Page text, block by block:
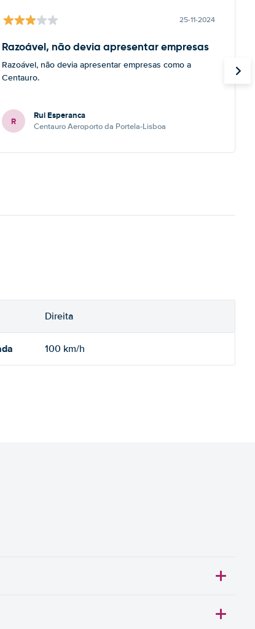
25-11-2024
Razoável, não devia apresentar empresas
Razoável, não devia apresentar empresas como a
Centauro.
R Rui Esperanca
Centauro Aeroporto da Portela-Lisboa
Direita
100 km/h